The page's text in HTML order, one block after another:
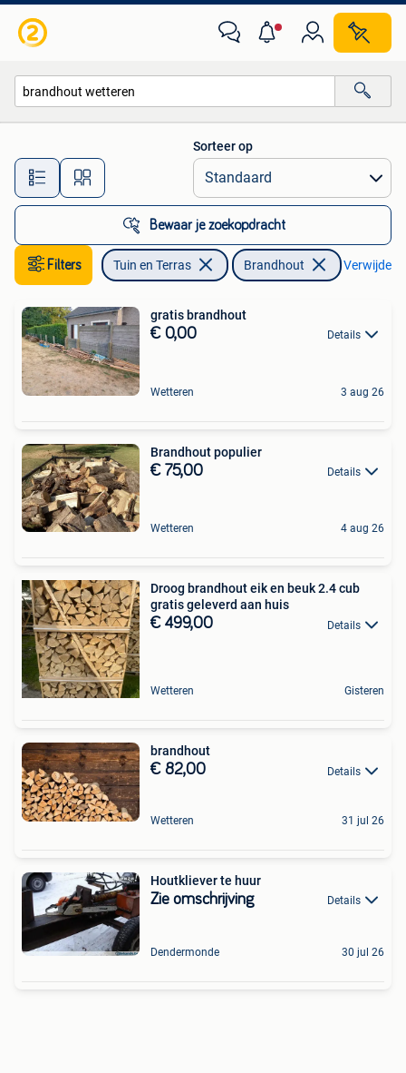
Alle afstanden…
Sorteer op
Bewaar je zoekopdracht
Filters Tuin en Terras Brandhout Verwijder
gratis brandhout
€ 0,00 Details
Wetteren 3 aug 26
Brandhout populier
€ 75,00 Details
Wetteren 4 aug 26
Droog brandhout eik en beuk 2.4 cub
gratis geleverd aan huis
€ 499,00 Details
Wetteren Gisteren
brandhout
€ 82,00 Details
Wetteren 31 jul 26
Houtkliever te huur
Zie omschrijving Details
Dendermonde 30 jul 26